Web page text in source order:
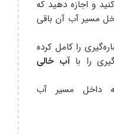
و اجازه دهید که
مسیر آب آن باقی
را کامل کرده
را باآب خالی
داخل مسیر آب